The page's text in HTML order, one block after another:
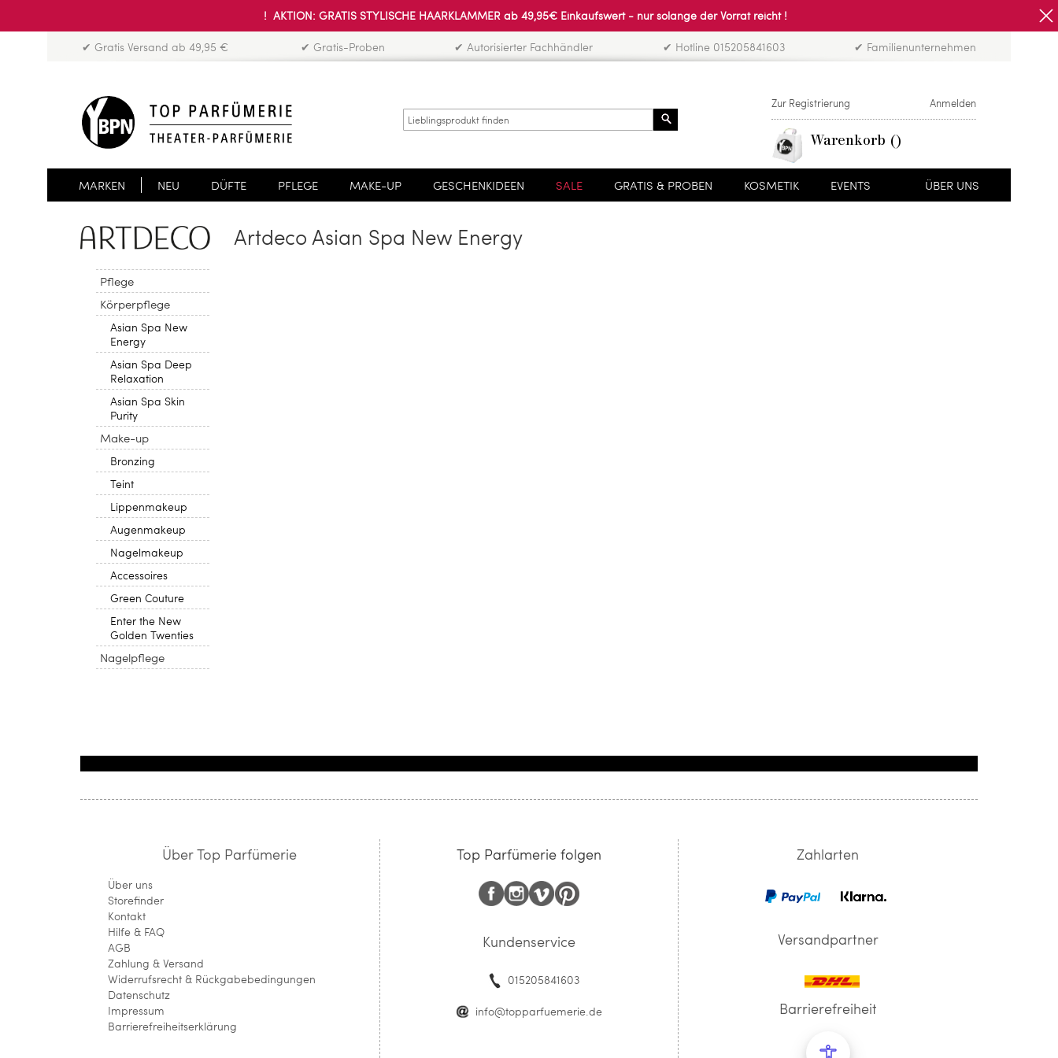
! AKTION: GRATIS STYLISCHE HAARKLAMMER ab 49,95€ Einkaufswert - nur solange der Vorrat reicht !
✔ Gratis Versand ab 49,95 € ✔ Gratis-Proben ✔ Autorisierter Fachhändler ✔ Hotline 015205841603 ✔ Familienunternehmen
Zur Registrierung Anmelden
Warenkorb
MARKEN NEU DÜFTE PFLEGE MAKE-UP GESCHENKIDEEN SALE GRATIS & PROBEN KOSMETIK EVENTS ÜBER UNS
Pflege
Körperpflege
Asian Spa New
Energy
Asian Spa Deep
Relaxation
Asian Spa Skin
Purity
Make-up
Bronzing
Teint
Lippenmakeup
Augenmakeup
Nagelmakeup
Accessoires
Green Couture
Enter the New
Golden Twenties
Nagelpflege
Artdeco Asian Spa New Energy
Über Top Parfümerie
Über uns
Storefinder
Kontakt
Hilfe & FAQ
AGB
Zahlung & Versand
Widerrufsrecht & Rückgabebedingungen
Datenschutz
Impressum
Barrierefreiheitserklärung
Top Parfümerie folgen
Kundenservice
015205841603
info@topparfuemerie.de
Zahlarten
Versandpartner
Barrierefreiheit